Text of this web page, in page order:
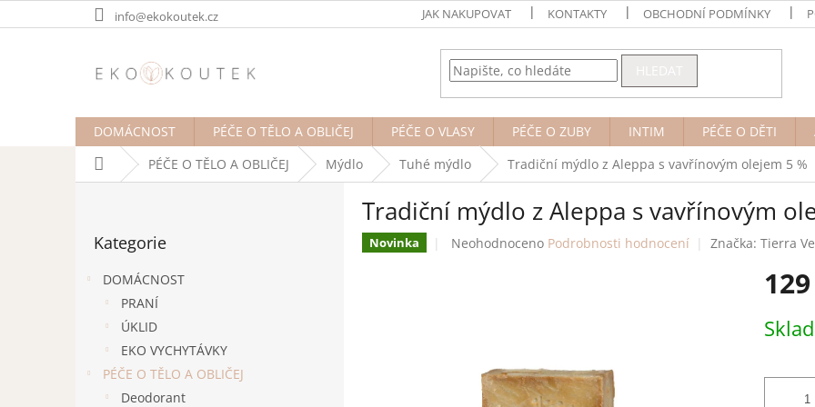
na
info@ekokoutek.cz JAK NAKUPOVAT KONTAKTY OBCHODNÍ PODMÍNKY
DOMÁCNOST PÉČE O TĚLO A OBLIČEJ PÉČE O VLASY PÉČE O ZUBY INTIM PÉČE O DĚTI
Domů PÉČE O TĚLO A OBLIČEJ Mýdlo Tuhé mýdlo Tradiční mýdlo z Aleppa s vavřínovým olejem 5 %
kategorie
Kategorie
DOMÁCNOST
PRANÍ
ÚKLID
EKO VYCHYTÁVKY
PÉČE O TĚLO A OBLIČEJ
Deodorant
Tradiční mýdlo z Aleppa s vavřínovým
Novinka
Průměrné
Neohodnoceno Podrobnosti hodnocení Značka: Tierra
cena: